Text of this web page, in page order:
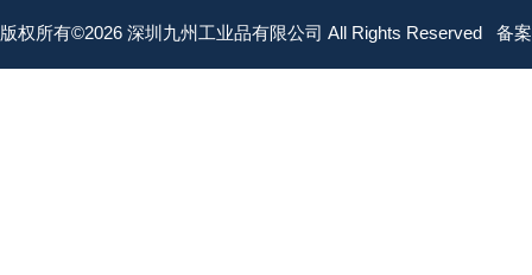
版权所有©2026 深圳九州工业品有限公司 All Rights Reserved 备